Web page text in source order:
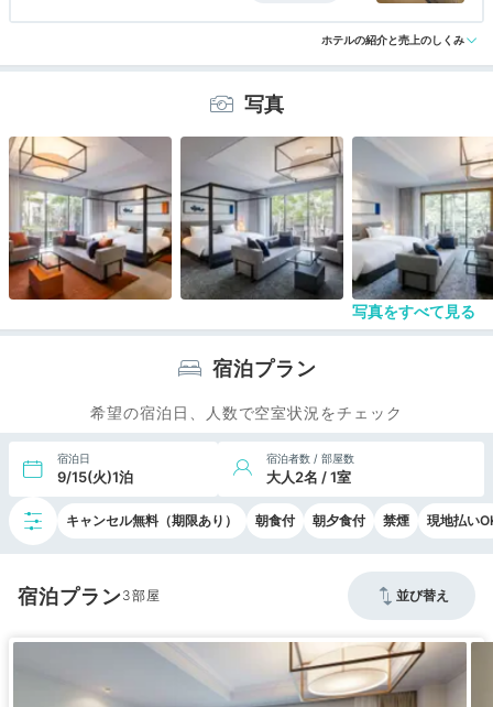
ベントと重なるとエレベーターが使えなくなりまし
た。
イベント客とホテルの宿泊客の両方にとって、中途
半端なサービスになっているように思いました。
アクセス 3.5 コスパ 3.0 客室 4.0 接客対応 4.5 風呂 4.0
ホテルの紹介と売上のしくみ
写真
写真をすべて見る
宿泊プラン
希望の宿泊日、人数で空室状況をチェック
宿泊日
9/15(火)1泊
宿泊者数 / 部屋数
大人2名 / 1室
キャンセル無料（期限あり） 朝食付 朝夕食付 禁煙 現地払い
宿泊プラン3 並び替え